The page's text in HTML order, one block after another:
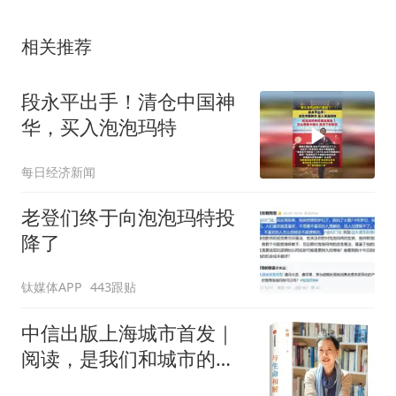
相关推荐
段永平出手！清仓中国神
华，买入泡泡玛特
每日经济新闻
老登们终于向泡泡玛特投
降了
钛媒体APP 443跟贴
中信出版上海城市首发｜
阅读，是我们和城市的对